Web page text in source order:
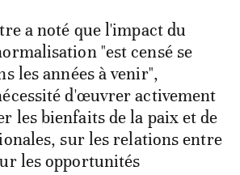
a noté que l'impact du
"est censé se
les années à venir",
d'œuvrer activement
les bienfaits de la paix et de
sur les relations entre
les opportunités